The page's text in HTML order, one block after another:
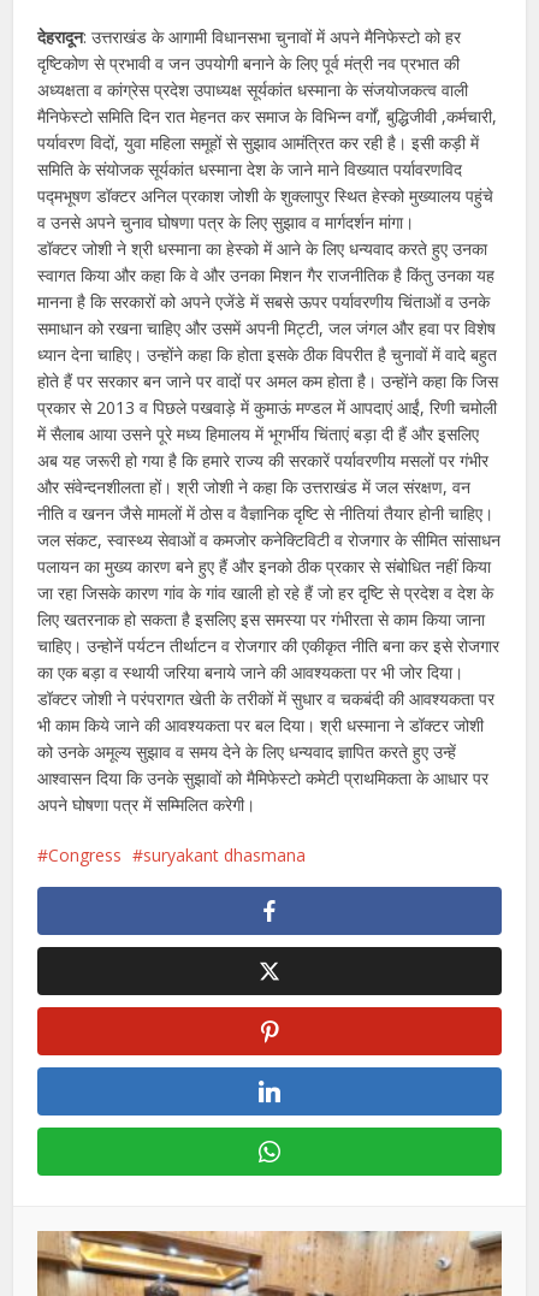
देहरादून: उत्तराखंड के आगामी विधानसभा चुनावों में अपने मैनिफेस्टो को हर
दृष्टिकोण से प्रभावी व जन उपयोगी बनाने के लिए पूर्व मंत्री नव प्रभात की
अध्यक्षता व कांग्रेस प्रदेश उपाध्यक्ष सूर्यकांत धस्माना के संजयोजकत्व वाली
मैनिफेस्टो समिति दिन रात मेहनत कर समाज के विभिन्न वर्गों, बुद्धिजीवी ,कर्मचारी,
पर्यावरण विदों, युवा महिला समूहों से सुझाव आमंत्रित कर रही है। इसी कड़ी में
समिति के संयोजक सूर्यकांत धस्माना देश के जाने माने विख्यात पर्यावरणविद
पद्मभूषण डॉक्टर अनिल प्रकाश जोशी के शुक्लापुर स्थित हेस्को मुख्यालय पहुंचे
व उनसे अपने चुनाव घोषणा पत्र के लिए सुझाव व मार्गदर्शन मांगा।
डॉक्टर जोशी ने श्री धस्माना का हेस्को में आने के लिए धन्यवाद करते हुए उनका
स्वागत किया और कहा कि वे और उनका मिशन गैर राजनीतिक है किंतु उनका यह
मानना है कि सरकारों को अपने एजेंडे में सबसे ऊपर पर्यावरणीय चिंताओं व उनके
समाधान को रखना चाहिए और उसमें अपनी मिट्टी, जल जंगल और हवा पर विशेष
ध्यान देना चाहिए। उन्होंने कहा कि होता इसके ठीक विपरीत है चुनावों में वादे बहुत
होते हैं पर सरकार बन जाने पर वादों पर अमल कम होता है। उन्होंने कहा कि जिस
प्रकार से 2013 व पिछले पखवाड़े में कुमाऊं मण्डल में आपदाएं आईं, रिणी चमोली
में सैलाब आया उसने पूरे मध्य हिमालय में भूगर्भीय चिंताएं बड़ा दी हैं और इसलिए
अब यह जरूरी हो गया है कि हमारे राज्य की सरकारें पर्यावरणीय मसलों पर गंभीर
और संवेन्दनशीलता हों। श्री जोशी ने कहा कि उत्तराखंड में जल संरक्षण, वन
नीति व खनन जैसे मामलों में ठोस व वैज्ञानिक दृष्टि से नीतियां तैयार होनी चाहिए।
जल संकट, स्वास्थ्य सेवाओं व कमजोर कनेक्टिविटी व रोजगार के सीमित सांसाधन
पलायन का मुख्य कारण बने हुए हैं और इनको ठीक प्रकार से संबोधित नहीं किया
जा रहा जिसके कारण गांव के गांव खाली हो रहे हैं जो हर दृष्टि से प्रदेश व देश के
लिए खतरनाक हो सकता है इसलिए इस समस्या पर गंभीरता से काम किया जाना
चाहिए। उन्होनें पर्यटन तीर्थाटन व रोजगार की एकीकृत नीति बना कर इसे रोजगार
का एक बड़ा व स्थायी जरिया बनाये जाने की आवश्यकता पर भी जोर दिया।
डॉक्टर जोशी ने परंपरागत खेती के तरीकों में सुधार व चकबंदी की आवश्यकता पर
भी काम किये जाने की आवश्यकता पर बल दिया। श्री धस्माना ने डॉक्टर जोशी
को उनके अमूल्य सुझाव व समय देने के लिए धन्यवाद ज्ञापित करते हुए उन्हें
आश्वासन दिया कि उनके सुझावों को मैमिफेस्टो कमेटी प्राथमिकता के आधार पर
अपने घोषणा पत्र में सम्मिलित करेगी।
Congress suryakant dhasmana